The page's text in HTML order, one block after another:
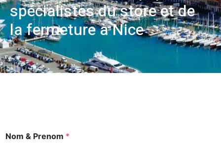
spécialistes dustore et de
la fermeture à Nice
Nom & Prenom *